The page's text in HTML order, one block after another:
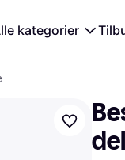
kategorier